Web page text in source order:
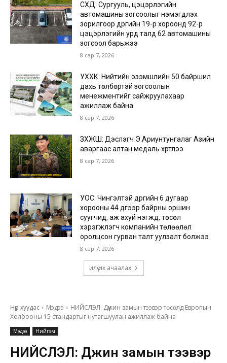
СХД: Сургууль, цэцэрлэгийн
автомашины зогсоолыг нэмэгдүүлэх
зорилгоор дүүргийн 19-р хороонд 92-р
цэцэрлэгийн урд талд 62 автомашины
зогсоол барьжээ
8 сар 7, 2026
УХХК: Нийтийн эзэмшлийн 50 байршил
дахь төлбөртэй зогсоолын
менежментийг сайжруулахаар
ажиллаж байна
8 сар 7, 2026
ЗХЖШ: Дэслэгч Э.Ариунтунгалаг Азийн
аваргаас алтан медаль хүртлээ
8 сар 7, 2026
УОС: Чингэлтэй дүүргийн 6 дугаар
хорооны 44 дүгээр байрны оршин
суугчид, аж ахуй нэгжүүд, төсөл
хэрэгжүүлэгч компанийн төлөөлөл
оролцсон гурван талт уулзалт болжээ
8 сар 7, 2026
илүү их ачаалах